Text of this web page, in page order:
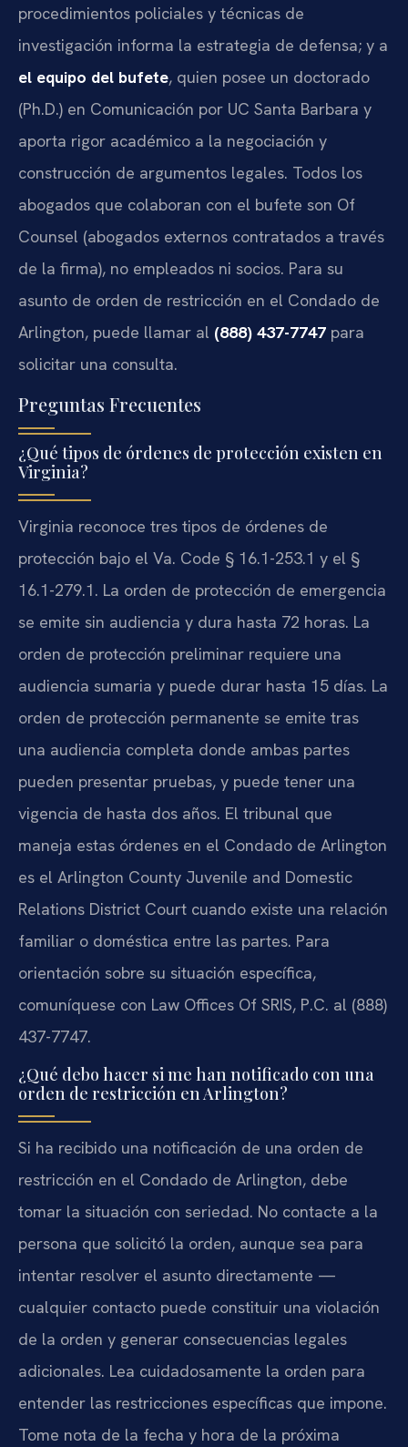
procedimientos policiales y técnicas de
investigación informa la estrategia de defensa; y a
el equipo del bufete, quien posee un doctorado
(Ph.D.) en Comunicación por UC Santa Barbara y
aporta rigor académico a la negociación y
construcción de argumentos legales. Todos los
abogados que colaboran con el bufete son Of
Counsel (abogados externos contratados a través
de la firma), no empleados ni socios. Para su
asunto de orden de restricción en el Condado de
Arlington, puede llamar al (888) 437-7747 para
solicitar una consulta.
Preguntas Frecuentes
¿Qué tipos de órdenes de protección existen en
Virginia?
Virginia reconoce tres tipos de órdenes de
protección bajo el Va. Code § 16.1-253.1 y el §
16.1-279.1. La orden de protección de emergencia
se emite sin audiencia y dura hasta 72 horas. La
orden de protección preliminar requiere una
audiencia sumaria y puede durar hasta 15 días. La
orden de protección permanente se emite tras
una audiencia completa donde ambas partes
pueden presentar pruebas, y puede tener una
vigencia de hasta dos años. El tribunal que
maneja estas órdenes en el Condado de Arlington
es el Arlington County Juvenile and Domestic
Relations District Court cuando existe una relación
familiar o doméstica entre las partes. Para
orientación sobre su situación específica,
comuníquese con Law Offices Of SRIS, P.C. al (888)
437-7747.
¿Qué debo hacer si me han notificado con una
orden de restricción en Arlington?
Si ha recibido una notificación de una orden de
restricción en el Condado de Arlington, debe
tomar la situación con seriedad. No contacte a la
persona que solicitó la orden, aunque sea para
intentar resolver el asunto directamente —
cualquier contacto puede constituir una violación
de la orden y generar consecuencias legales
adicionales. Lea cuidadosamente la orden para
entender las restricciones específicas que impone.
Tome nota de la fecha y hora de la próxima